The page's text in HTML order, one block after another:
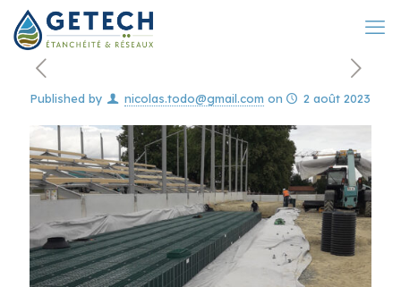
Published by nicolas.todo@gmail.com on 2 août 2023